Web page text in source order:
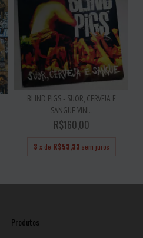
BLIND PIGS - SUOR, CERVEJA E
SANGUE VINI...
R$160,00
3 x de R$53,33 sem juros
Produtos